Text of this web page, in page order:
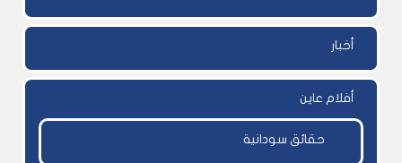
أخبار
أفلام عاين
حقائق سودانية